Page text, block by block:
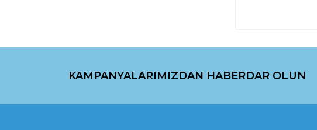
KAMPANYALARIMIZDAN HABERDAR OLUN